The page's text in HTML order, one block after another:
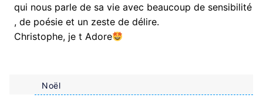
qui nous parle de sa vie avec beaucoup de sensibilité
, de poésie et un zeste de délire.
Christophe, je t Adore
Noël